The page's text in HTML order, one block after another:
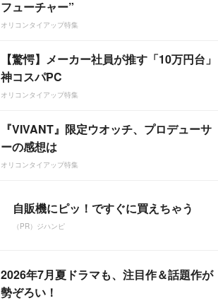
フューチャー”
オリコンタイアップ特集
【驚愕】メーカー社員が推す「10万円台」
神コスパPC
オリコンタイアップ特集
『VIVANT』限定ウオッチ、プロデューサ
ーの感想は
オリコンタイアップ特集
自販機にピッ！ですぐに買えちゃう
（PR）ジハンピ
2026年7月夏ドラマも、注目作＆話題作が
勢ぞろい！